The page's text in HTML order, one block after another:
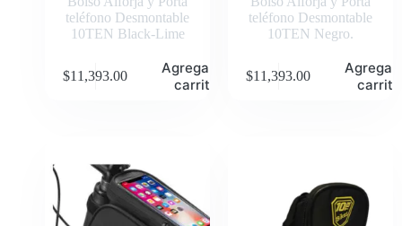
teléfono Desmontable
10TEN Black-Lime
$11,393.00
Agregar al
carrito
teléfono Desmontable
10TEN Negro.
$11,393.00
Agregar
carrito